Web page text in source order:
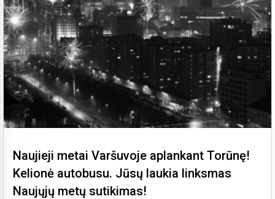
Naujieji metai Varšuvoje aplankant Torūnę!
Kelionė autobusu. Jūsų laukia linksmas
Naujųjų metų sutikimas!